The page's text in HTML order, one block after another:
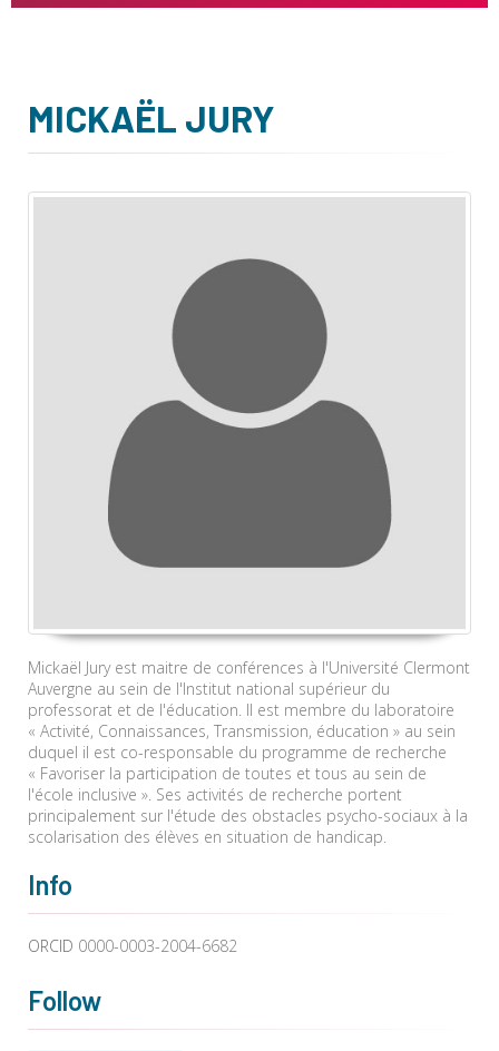
MICKAËL JURY
Mickaël Jury est maitre de conférences à l'Université Clermont
Auvergne au sein de l'Institut national supérieur du
professorat et de l'éducation. Il est membre du laboratoire
« Activité, Connaissances, Transmission, éducation » au sein
duquel il est co-responsable du programme de recherche
« Favoriser la participation de toutes et tous au sein de
l'école inclusive ». Ses activités de recherche portent
principalement sur l'étude des obstacles psycho-sociaux à la
scolarisation des élèves en situation de handicap.
Info
ORCID 0000-0003-2004-6682
Follow